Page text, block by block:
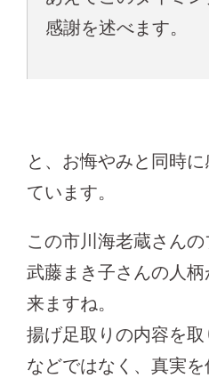
感謝を述べます。
と、お悔やみと同時
ています。
この市川海老蔵さんの
武藤まき子さんの人
来ますね。
揚げ足取りの内容を
などではなく、真実